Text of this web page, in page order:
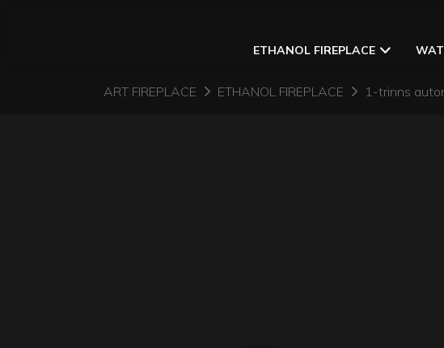
ETHANOL FIREPLACE
ART FIREPLACE ETHANOL FIREPLACE 1-trinns